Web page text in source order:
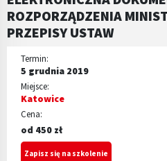
ROZPORZĄDZENIA
PRZEPISY USTAW
Termin:
5 grudnia 2019
Miejsce:
Katowice
Cena:
od 450 zł
Zapisz się na szkolenie